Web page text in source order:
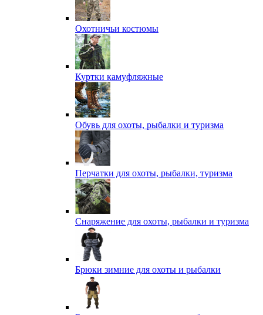
Охотничьи костюмы
Куртки камуфляжные
Обувь для охоты, рыбалки и туризма
Перчатки для охоты, рыбалки, туризма
Снаряжение для охоты, рыбалки и туризма
Брюки зимние для охоты и рыбалки